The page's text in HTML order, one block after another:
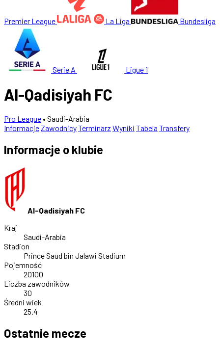
Premier League La Liga Bundesliga
Serie A Ligue 1
Al-Qadisiyah FC
Pro League • Saudi-Arabia
InformacjeZawodnicyTerminarz Wyniki Tabela Transfery
Informacje o klubie
Al-Qadisiyah FC
Kraj
Saudi-Arabia
Stadion
Prince Saud bin Jalawi Stadium
Pojemność
20100
Liczba zawodników
30
Średni wiek
25.4
Ostatnie mecze